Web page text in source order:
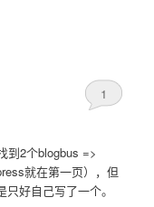
1
到2个blogbus =>
就在第一页），但
好自己写了一个。